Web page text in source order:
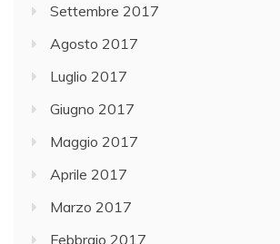
Settembre 2017
Agosto 2017
Luglio 2017
Giugno 2017
Maggio 2017
Aprile 2017
Marzo 2017
Febbraio 2017